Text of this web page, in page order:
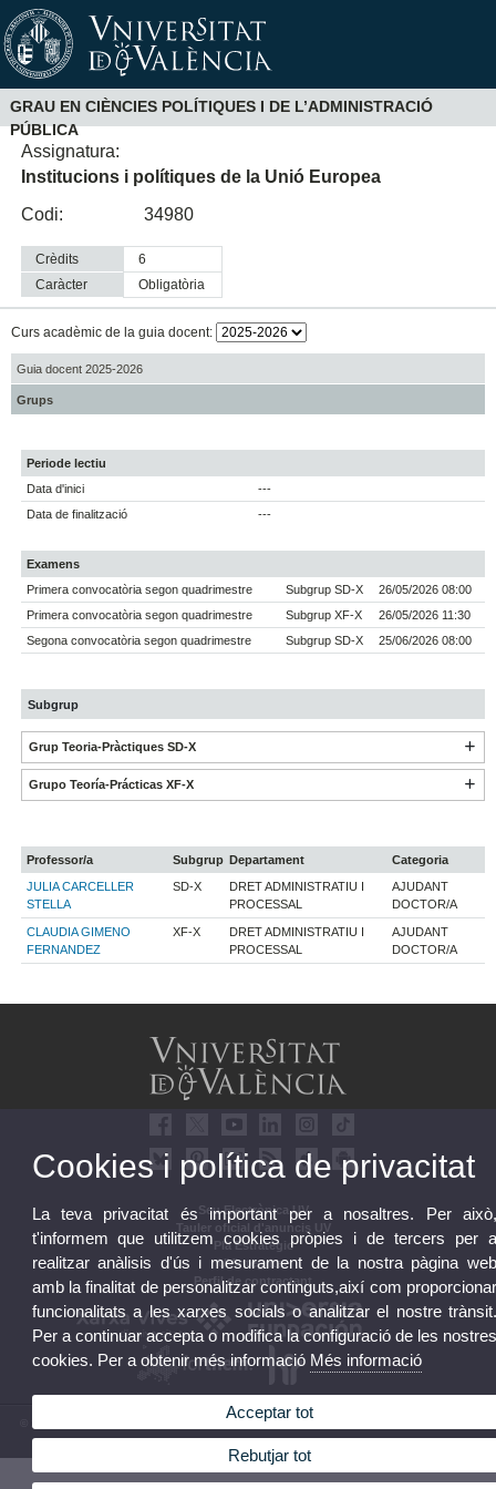
GRAU EN CIÈNCIES POLÍTIQUES I DE L’ADMINISTRACIÓ
PÚBLICA
Assignatura:
Institucions i polítiques de la Unió Europea
Codi:
34980
Crèdits
6
Caràcter
obligatòria
Curs acadèmic de la guia docent:
Guia docent 2025-2026
Grups
Periode lectiu
Data d'inici
---
Data de finalització
---
Examens
Primera convocatòria segon quadrimestre
Subgrup SD-X
26/05/2026 08:00
Primera convocatòria segon quadrimestre
Subgrup XF-X
26/05/2026 11:30
Segona convocatòria segon quadrimestre
Subgrup SD-X 25/06/2026 08:00
Subgrup
Grup Teoria-Pràctiques SD-X
Grupo Teoría-Prácticas XF-X
Professor/a Subgrup Departament
Categoria
JULIA CARCELLER
STELLA
SD-X
DRET ADMINISTRATIU I
PROCESSAL
AJUDANT
DOCTOR/A
CLAUDIA GIMENO
FERNANDEZ
XF-X
DRET ADMINISTRATIU I
PROCESSAL
AJUDANT
DOCTOR/A
Seu Electrònica UV
Tauler oficial d'anuncis UV
Pla Estratègic
UVintegritat
Perfil de contractant
© 2026 UV. - Av. Blasco Ibáñez, 13. 46010 València. Espanya. Tel. UV: (+34) 963 86 41 00
Política privacitat | Cookies
Cookies i política de privacitat
La teva privacitat és important per a nosaltres. Per
t'informem que utilitzem cookies pròpies i de tercers per
realitzar anàlisis d'ús i mesurament de la nostra pàgina
amb la finalitat de personalitzar continguts,així com
funcionalitats a les xarxes socials o analitzar el nostre
Per a continuar accepta o modifica la configuració de les
cookies. Per a obtenir més informació Més informació
Acceptar tot
Rebutjar tot